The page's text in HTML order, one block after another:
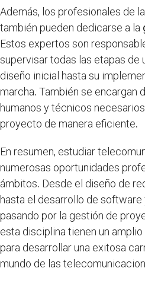
Además, los profesionales de
también pueden dedicarse a la
Estos expertos son
supervisar todas las etapas de
diseño inicial hasta su
marcha. También se encargan
humanos y técnicos
proyecto de manera eficiente.
En resumen, estudiar
numerosas oportunidades
ámbitos. Desde el diseño de
hasta el desarrollo de
pasando por la gestión de
esta disciplina tienen un
para desarrollar una exitosa
mundo de las